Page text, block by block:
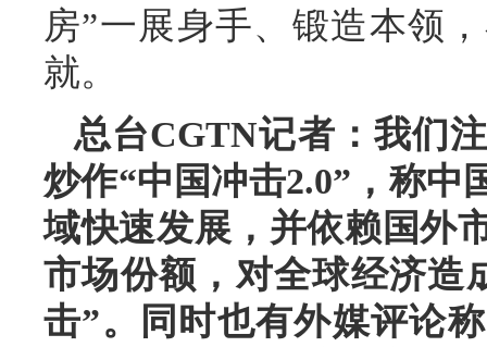
房”一展身手、锻造本领
就。
总台CGTN记者：我们
炒作“中国冲击2.0”，称中
域快速发展，并依赖国外
市场份额，对全球经济造
击”。同时也有外媒评论